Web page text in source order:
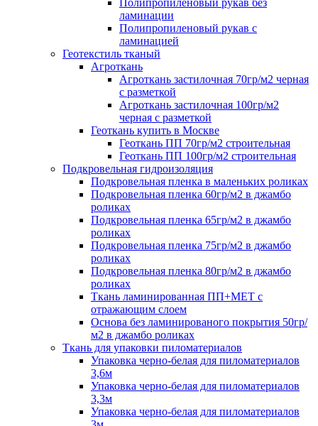
Полипропиленовый рукав без
ламинации
Полипропиленовый рукав с
ламинацией
Геотекстиль тканый
Агроткань
Агроткань застилочная 70гр/м2 черная
с разметкой
Агроткань застилочная 100гр/м2
черная с разметкой
Геоткань купить в Москве
Геоткань ПП 70гр/м2 строительная
Геоткань ПП 100гр/м2 строительная
Подкровельная гидроизоляция
Подкровельная пленка в маленьких роликах
Подкровельная пленка 60гр/м2 в джамбо
роликах
Подкровельная пленка 65гр/м2 в джамбо
роликах
Подкровельная пленка 75гр/м2 в джамбо
роликах
Подкровельная пленка 80гр/м2 в джамбо
роликах
Ткань ламинированная ПП+МЕТ с
отражающим слоем
Основа без ламинированого покрытия 50гр/
м2 в джамбо роликах
Ткань для упаковки пиломатериалов
Упаковка черно-белая для пиломатериалов
3,6м
Упаковка черно-белая для пиломатериалов
3,3м
Упаковка черно-белая для пиломатериалов